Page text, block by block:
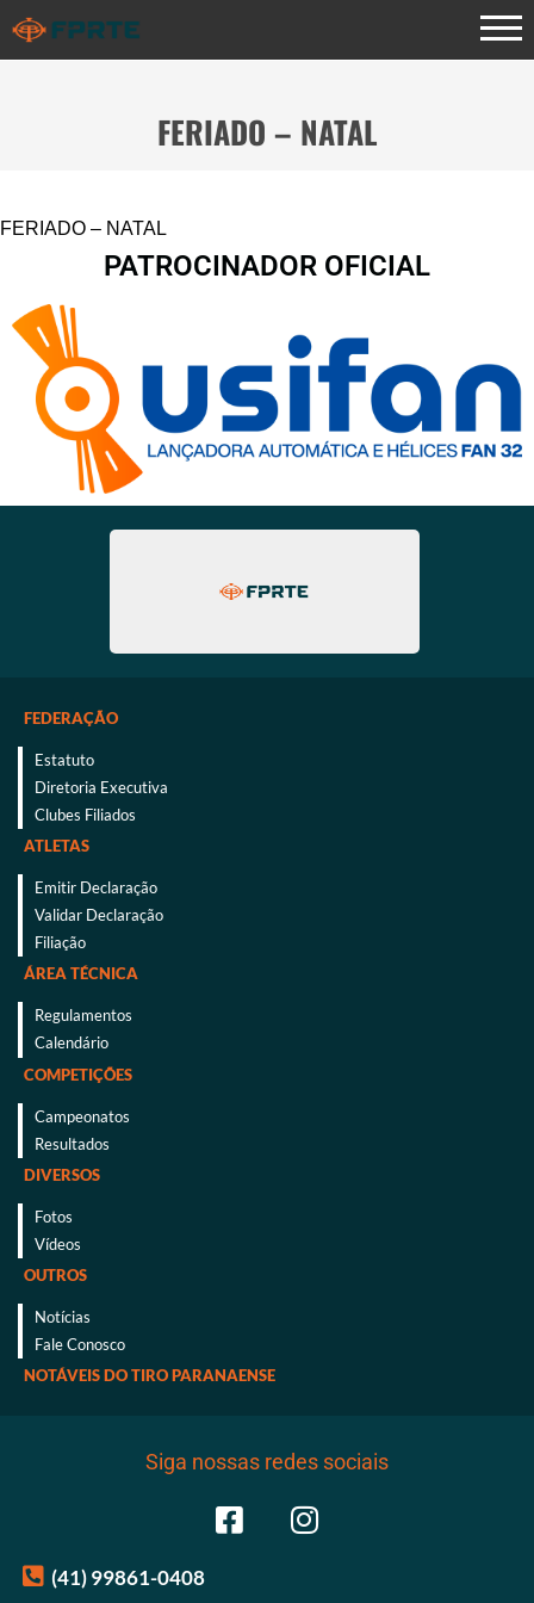
FERIADO – NATAL
FERIADO – NATAL
PATROCINADOR OFICIAL
FEDERAÇÃO
Estatuto
Diretoria Executiva
Clubes Filiados
ATLETAS
Emitir Declaração
Validar Declaração
Filiação
ÁREA TÉCNICA
Regulamentos
Calendário
COMPETIÇÕES
Campeonatos
Resultados
DIVERSOS
Fotos
Vídeos
OUTROS
Notícias
Fale Conosco
NOTÁVEIS DO TIRO PARANAENSE
Siga nossas redes sociais
(41) 99861-0408